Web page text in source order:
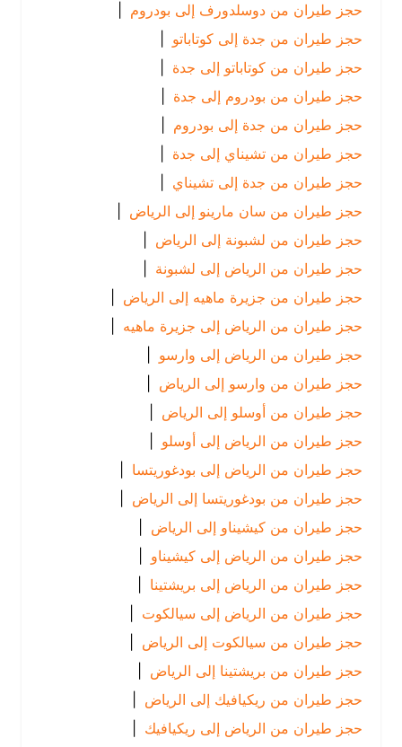
حجز طيران من دوسلدورف إلى بودروم |
حجز طيران من جدة إلى كوتاباتو |
حجز طيران من كوتاباتو إلى جدة
حجز طيران من بودروم إلى جدة
حجز طيران من جدة إلى بودروم |
حجز طيران من تشيناي إلى جدة
حجز طيران من جدة إلى تشيناي |
حجز طيران من سان مارينو إلى الرياض
|
حجز طيران من لشبونة إلى الرياض
|
حجز طيران من الرياض إلى لشبونة |
حجز طيران من جزيرة ماهيه إلى الرياض
|
حجز طيران من الرياض إلى جزيرة ماهيه |
حجز طيران من الرياض إلى وارسو
|
حجز طيران من وارسو إلى الرياض
|
حجز طيران من أوسلو إلى الرياض
|
حجز طيران من الرياض إلى أوسلو
|
حجز طيران من الرياض إلى بودغوريتسا
|
حجز طيران من بودغوريتسا إلى الرياض
|
حجز طيران من كيشيناو إلى الرياض
|
حجز طيران من الرياض إلى كيشيناو |
حجز طيران من الرياض إلى بريشتينا |
حجز طيران من الرياض إلى سيالكوت |
حجز طيران من سيالكوت إلى الرياض
|
حجز طيران من بريشتينا إلى الرياض
|
حجز طيران من ريكيافيك إلى الرياض
|
حجز طيران من الرياض إلى ريكيافيك |